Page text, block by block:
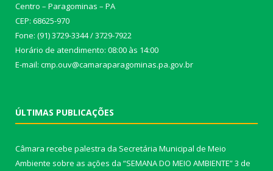
Centro – Paragominas – PA
CEP: 68625-970
Fone: (91) 3729-3344 / 3729-7922
Horário de atendimento: 08:00 às 14:00
E-mail: cmp.ouv@camaraparagominas.pa.gov.br
ÚLTIMAS PUBLICAÇÕES
Câmara recebe palestra da Secretária Municipal de Meio
Ambiente sobre as ações da “SEMANA DO MEIO AMBIENTE”3 de